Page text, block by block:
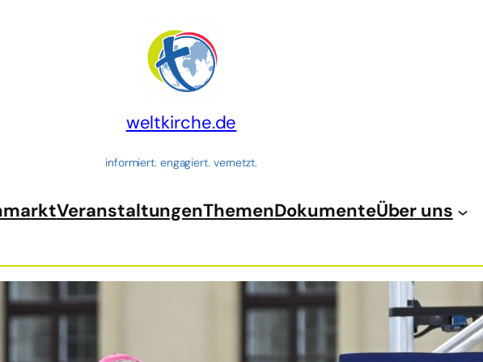
weltkirche.de
informiert. engagiert. vernetzt.
VeranstaltungenThemenDokumenteÜber uns